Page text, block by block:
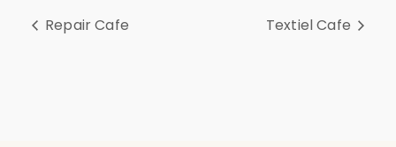
Repair Cafe Textiel Cafe